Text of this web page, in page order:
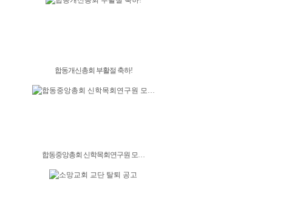
합동개신총회 부활절 축하!
합동중앙총회 신학목회연구원 모…